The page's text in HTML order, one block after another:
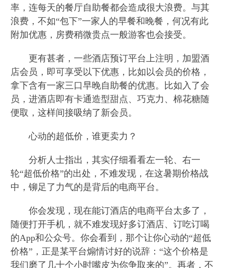
率，连每天的餐厅自助餐都会造成很大浪费。与其
浪费，不如“包下”一家人的早餐和晚餐，何况有此
附加优惠，房费稍微贵点一般游客也会接受。
更有甚者，一些酒店预订平台上注明，加盟酒
店会员，即可享受以下优惠，比如以会员的价格，
拿下含有一家三口早晚自助餐的优惠。比如入了会
员，进酒店即有卡通造型甜点、巧克力、棉花糖随
便取，这样间接吸纳了新会员。
心动的超低价，谁更卖力？
分析人士指出，其实仔细看看左一轮、右一
轮“超低价格”的出处，不难发现，在这暑期价格战
中，铆足了力气的是背后的电商平台。
你会发现，现在能订酒店的电商平台太多了，
随便打开手机，就不难发现好多订酒店、订吃订喝
的App和公众号。你会看到，那个让你心动的“超低
价格”，正是某平台煽情讨好的说辞：“这个价格是
我们磨了几十个小时嘴皮为你争取来的”。再者，不